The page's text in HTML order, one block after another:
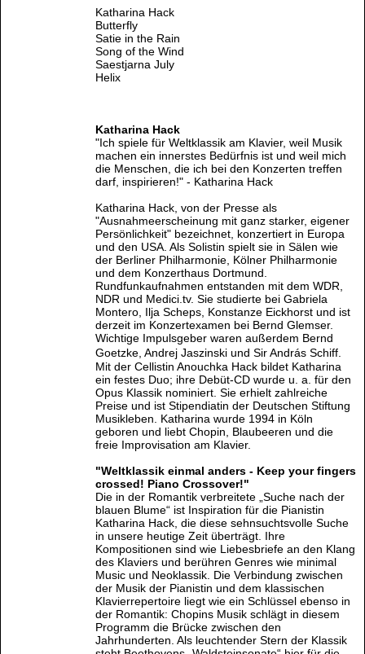
Katharina Hack
Butterfly
Satie in the Rain
Song of the Wind
Saestjarna July
Helix
Katharina Hack
"Ich spiele für Weltklassik am Klavier, weil Musik
machen ein innerstes Bedürfnis ist und weil mich
die Menschen, die ich bei den Konzerten treffen
darf, inspirieren!" - Katharina Hack
Katharina Hack, von der Presse als
"Ausnahmeerscheinung mit ganz starker, eigener
Persönlichkeit" bezeichnet, konzertiert in Europa
und den USA. Als Solistin spielt sie in Sälen wie
der Berliner Philharmonie, Kölner Philharmonie
und dem Konzerthaus Dortmund.
Rundfunkaufnahmen entstanden mit dem WDR,
NDR und Medici.tv. Sie studierte bei Gabriela
Montero, Ilja Scheps, Konstanze Eickhorst und ist
derzeit im Konzertexamen bei Bernd Glemser.
Wichtige Impulsgeber waren außerdem Bernd
Goetzke, Andrej Jaszinski und Sir András Schiff.
Mit der Cellistin Anouchka Hack bildet Katharina
ein festes Duo; ihre Debüt-CD wurde u. a. für den
Opus Klassik nominiert. Sie erhielt zahlreiche
Preise und ist Stipendiatin der Deutschen Stiftung
Musikleben. Katharina wurde 1994 in Köln
geboren und liebt Chopin, Blaubeeren und die
freie Improvisation am Klavier.
"Weltklassik einmal anders - Keep your fingers
crossed! Piano Crossover!"
Die in der Romantik verbreitete „Suche nach der
blauen Blume“ ist Inspiration für die Pianistin
Katharina Hack, die diese sehnsuchtsvolle Suche
in unsere heutige Zeit überträgt. Ihre
Kompositionen sind wie Liebesbriefe an den Klang
des Klaviers und berühren Genres wie minimal
Music und Neoklassik. Die Verbindung zwischen
der Musik der Pianistin und dem klassischen
Klavierrepertoire liegt wie ein Schlüssel ebenso in
der Romantik: Chopins Musik schlägt in diesem
Programm die Brücke zwischen den
Jahrhunderten. Als leuchtender Stern der Klassik